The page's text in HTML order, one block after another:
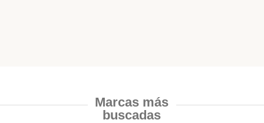
Marcas más
buscadas